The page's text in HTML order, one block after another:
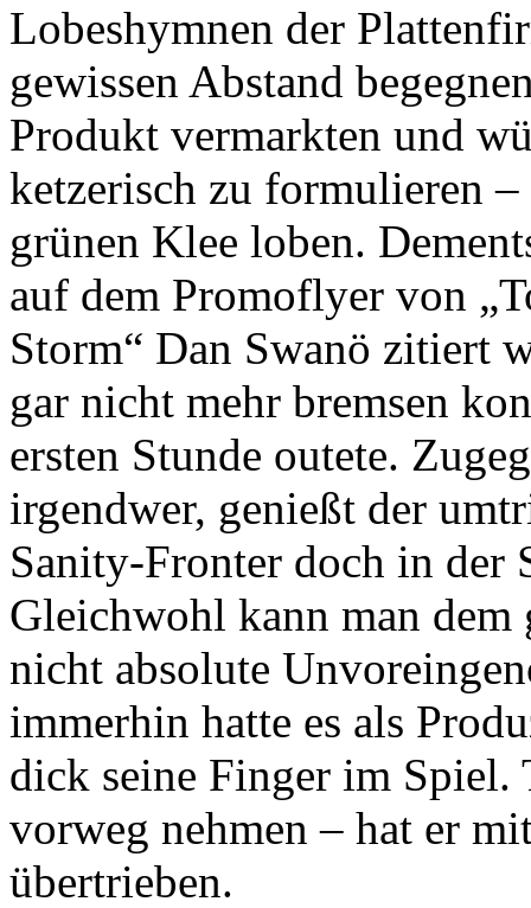
Lobeshymnen der
gewissen Abstand
Produkt vermarkten und
ketzerisch zu formulieren
grünen Klee loben.
auf dem Promoflyer von
Storm“ Dan Swanö zitiert
gar nicht mehr bremsen
ersten Stunde outete.
irgendwer, genießt der
Sanity-Fronter doch in der
Gleichwohl kann man dem
nicht absolute
immerhin hatte es als
dick seine Finger im Spiel.
vorweg nehmen – hat er
übertrieben.